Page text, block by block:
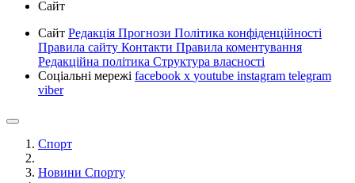
Сайт
Сайт Редакція Прогнози Політика конфіденційності
Правила сайту Контакти Правила коментування
Редакційна політика Структура власності
Соціальні мережі facebook x youtube instagram telegram
viber
Спорт
Новини Спорту